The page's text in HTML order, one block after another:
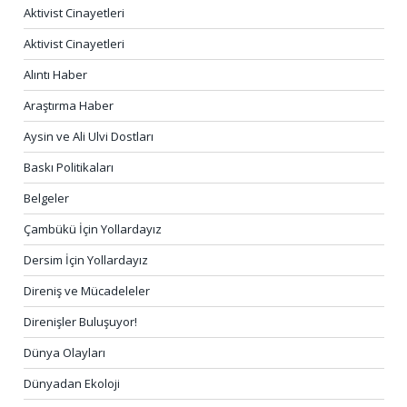
Aktivist Cinayetleri
Aktivist Cinayetleri
Alıntı Haber
Araştırma Haber
Aysin ve Ali Ulvi Dostları
Baskı Politikaları
Belgeler
Çambükü İçin Yollardayız
Dersim İçin Yollardayız
Direniş ve Mücadeleler
Direnişler Buluşuyor!
Dünya Olayları
Dünyadan Ekoloji